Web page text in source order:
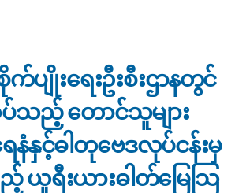
ရိုင်နှင့် ဂန့်ဂေါခရိုင်ဦးစီးမှူးရုံးမှ ၂၀၂၆ ခုနှစ်၊ ဇူလိုင်လ
သူကာကွယ်ရေး အသိပညာပေးခြင်း ဆောင်ရွက်နိုင်မှု
ပျိုးရေးဦးစီးဌာနတွင်
သည့် တောင်သူများ
ေနံနှင့်ဓါတုဗေဒလုပ်ငန်းမှ
ရီးယားဓါတ်မြေသြ